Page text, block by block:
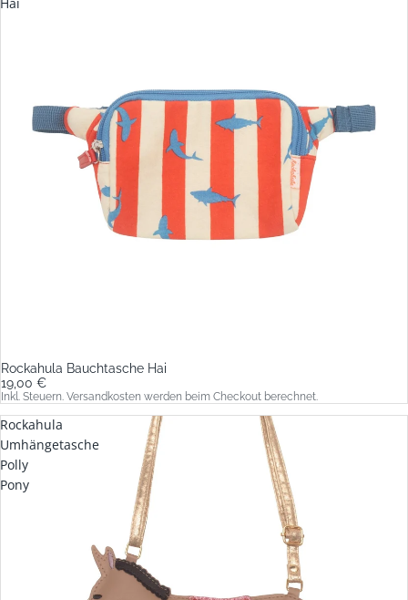
Rockahula Bauchtasche Hai
19,00 €
Inkl. Steuern. Versandkosten werden beim Checkout berechnet.
Rockahula
Umhängetasche
Polly
Pony